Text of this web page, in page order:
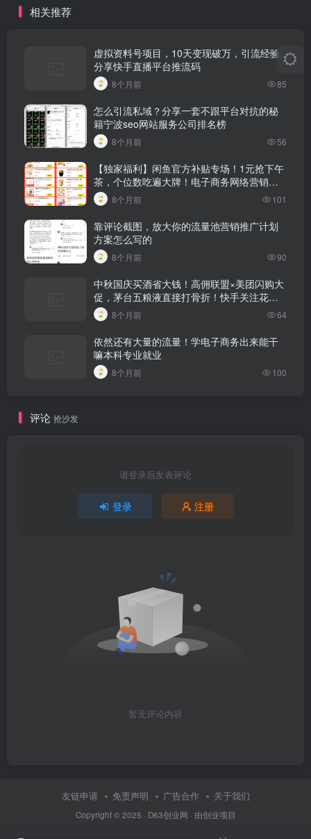
相关推荐
虚拟资料号项目，10天变现破万，引流经验
分享快手直播平台推流码
8个月前 85
怎么引流私域？分享一套不跟平台对抗的秘
籍宁波seo网站服务公司排名榜
8个月前 56
【独家福利】闲鱼官方补贴专场！1元抢下午
茶，个位数吃遍大牌！电子商务网络营销的
定义是什么呢
8个月前 101
靠评论截图，放大你的流量池营销推广计划
方案怎么写的
8个月前 90
中秋国庆买酒省大钱！高佣联盟×美团闪购大
促，茅台五粮液直接打骨折！快手关注花钱
吗是真的吗
8个月前 64
依然还有大量的流量！学电子商务出来能干
嘛本科专业就业
8个月前 100
评论 抢沙发
请登录后发表评论
登录 注册
暂无评论内容
友链申请 免责声明 广告合作 关于我们
Copyright © 2025 · D63创业网 · 由创业项目